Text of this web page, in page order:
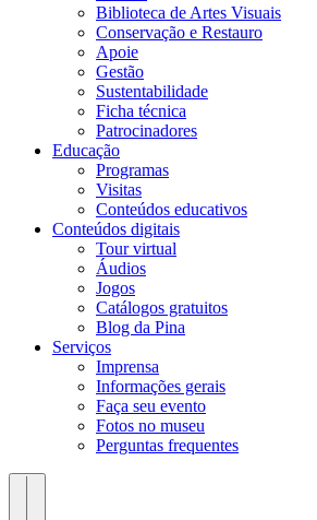
Biblioteca de Artes Visuais
Conservação e Restauro
Apoie
Gestão
Sustentabilidade
Ficha técnica
Patrocinadores
Educação
Programas
Visitas
Conteúdos educativos​
Conteúdos digitais
Tour virtual
Áudios
Jogos
Catálogos gratuitos
Blog da Pina
Serviços
Imprensa
Informações gerais
Faça seu evento
Fotos no museu
Perguntas frequentes